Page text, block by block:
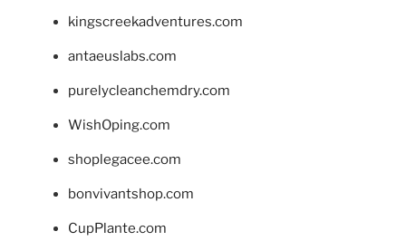
kingscreekadventures.com
antaeuslabs.com
purelycleanchemdry.com
WishOping.com
shoplegacee.com
bonvivantshop.com
CupPlante.com